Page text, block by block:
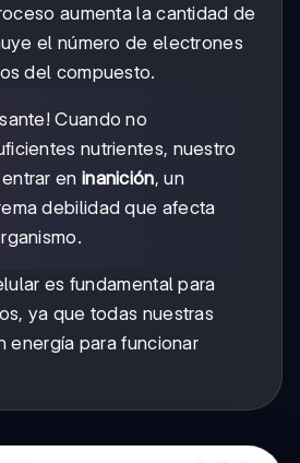
aumenta la cantidad de
el número de electrones
del compuesto.
Cuando no
nutrientes, nuestro
en inanición, un
debilidad que afecta
es fundamental para
ya que todas nuestras
energía para funcionar